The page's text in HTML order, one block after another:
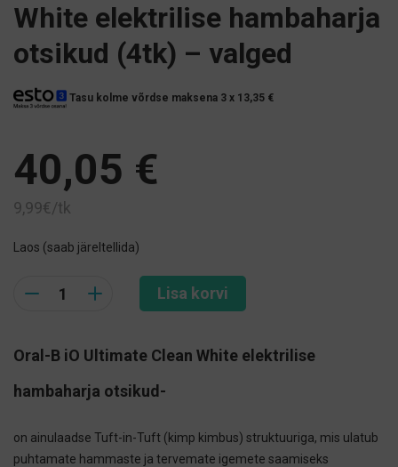
White elektrilise hambaharja
otsikud (4tk) – valged
Tasu kolme võrdse maksena 3 x 13,35 €
40,05 €
9,99€/tk
Laos (saab järeltellida)
Lisa korvi
Oral-B iO Ultimate Clean White elektrilise
hambaharja otsikud-
on ainulaadse Tuft-in-Tuft (kimp kimbus) struktuuriga, mis ulatub
puhtamate hammaste ja tervemate igemete saamiseks